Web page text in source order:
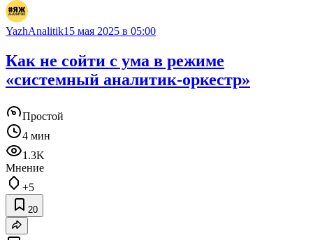
YazhAnalitik15 мая 2025 в 05:00
Как не сойти с ума в режиме
«системный аналитик-оркестр»
Простой
4 мин
1.3K
Мнение
+5
20